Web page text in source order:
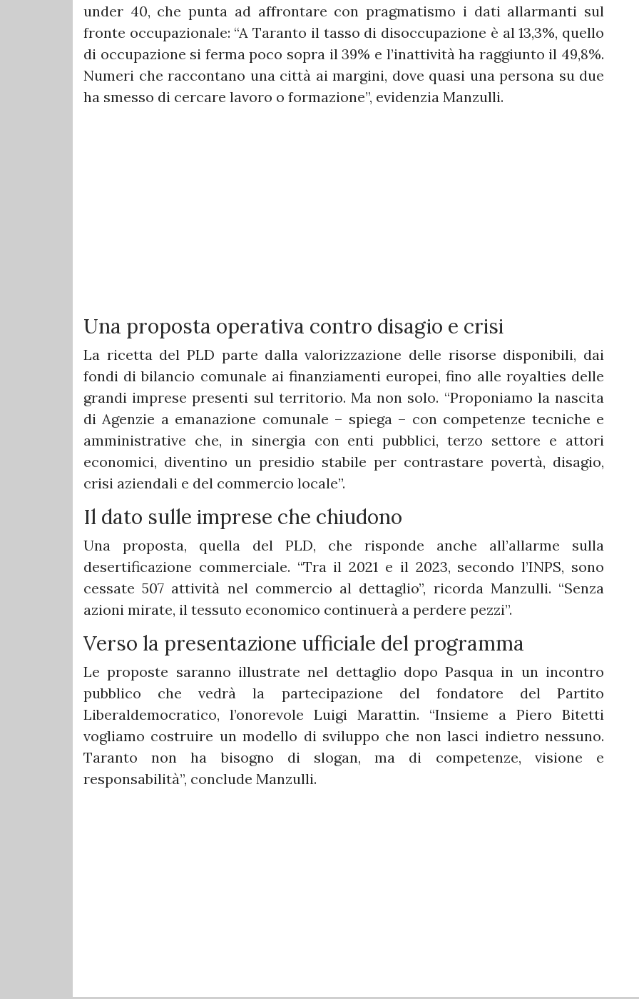
under 40, che punta ad affrontare con pragmatismo i dati allarmanti sul
fronte occupazionale: “A Taranto il tasso di disoccupazione è al 13,3%, quello
di occupazione si ferma poco sopra il 39% e l’inattività ha raggiunto il 49,8%.
Numeri che raccontano una città ai margini, dove quasi una persona su due
ha smesso di cercare lavoro o formazione”, evidenzia Manzulli.
Una proposta operativa contro disagio e crisi
La ricetta del PLD parte dalla valorizzazione delle risorse disponibili, dai
fondi di bilancio comunale ai finanziamenti europei, fino alle royalties delle
grandi imprese presenti sul territorio. Ma non solo. “Proponiamo la nascita
di Agenzie a emanazione comunale – spiega – con competenze tecniche e
amministrative che, in sinergia con enti pubblici, terzo settore e attori
economici, diventino un presidio stabile per contrastare povertà, disagio,
crisi aziendali e del commercio locale”.
Il dato sulle imprese che chiudono
Una proposta, quella del PLD, che risponde anche all’allarme sulla
desertificazione commerciale. “Tra il 2021 e il 2023, secondo l’INPS, sono
cessate 507 attività nel commercio al dettaglio”, ricorda Manzulli. “Senza
azioni mirate, il tessuto economico continuerà a perdere pezzi”.
Verso la presentazione ufficiale del programma
Le proposte saranno illustrate nel dettaglio dopo Pasqua in un incontro
pubblico che vedrà la partecipazione del fondatore del Partito
Liberaldemocratico, l’onorevole Luigi Marattin. “Insieme a Piero Bitetti
vogliamo costruire un modello di sviluppo che non lasci indietro nessuno.
Taranto non ha bisogno di slogan, ma di competenze, visione e
responsabilità”, conclude Manzulli.